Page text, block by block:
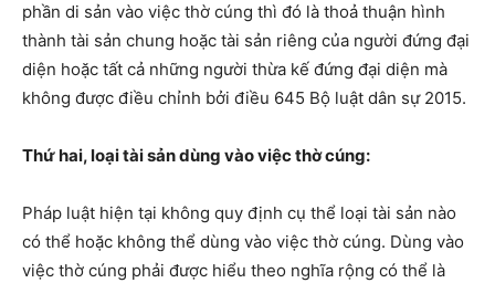
phần di sản vào việc thờ cúng thì đó là thoả thuận hình
thành tài sản chung hoặc tài sản riêng của người đứng đại
diện hoặc tất cả những người thừa kế đứng đại diện mà
không được điều chỉnh bởi điều 645 Bộ luật dân sự 2015.
Thứ hai, loại tài sản dùng vào việc thờ cúng:
Pháp luật hiện tại không quy định cụ thể loại tài sản nào
có thể hoặc không thể dùng vào việc thờ cúng. Dùng vào
việc thờ cúng phải được hiểu theo nghĩa rộng có thể là